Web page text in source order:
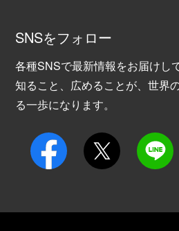
SNSをフォロー
各種SNSで最新情報をお届けし
知ること、広めることが、世界
る一歩になります。